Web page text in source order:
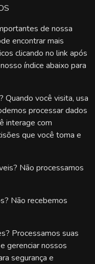
de nossa
encontrar mais
clicando no link após
índice abaixo para
Quando você visita, usa
processar dados
interage com
que você toma e
Não processamos
Não recebemos
Processamos suas
gerenciar nossos
segurança e